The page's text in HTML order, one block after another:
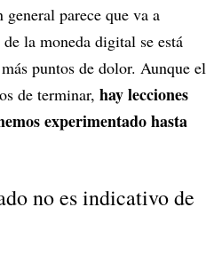
parece que va a
la moneda digital se está
puntos de dolor. Aunque el
de terminar, hay lecciones
experimentado hasta
no es indicativo de